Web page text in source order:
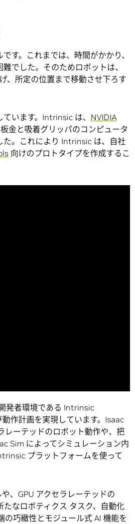
す。これまでは、時間がかかり、
でした。そのためロボットは、
、所定の位置まで移動させ下ろす
います。Intrinsic は、 NVIDIA
金と吸着グリッパのコンピュータ
た。これにより Intrinsic は、自社
向けのプロトタイプを作成するこ
発者環境である Intrinsic
作計画を実現しています。Isaac
レーテッドのロボット動作や、把
Sim によってシミュレーション内
プラットフォームを使って
、GPU アクセラレーテッドの
なロボティクス タスク、自動化
巧緻性とモジュール式 AI 機能を